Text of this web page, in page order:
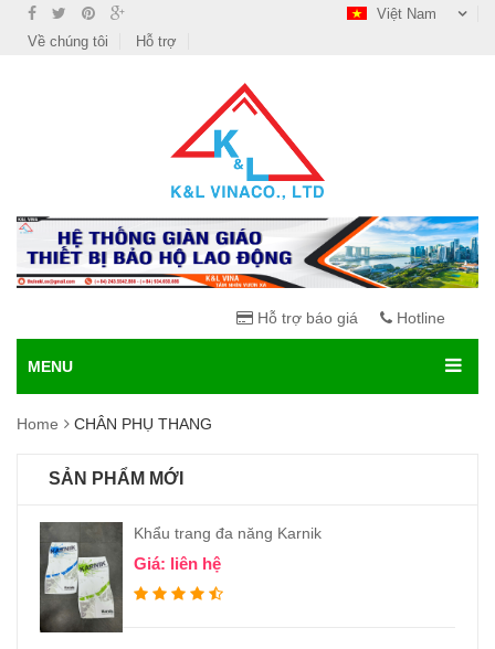
Việt Nam
Về chúng tôi
Hỗ trợ
Hỗ trợ báo giá Hotline
MENU
Home CHÂN PHỤ THANG
SẢN PHẨM MỚI
Khẩu trang đa năng Karnik
Giá: liên hệ